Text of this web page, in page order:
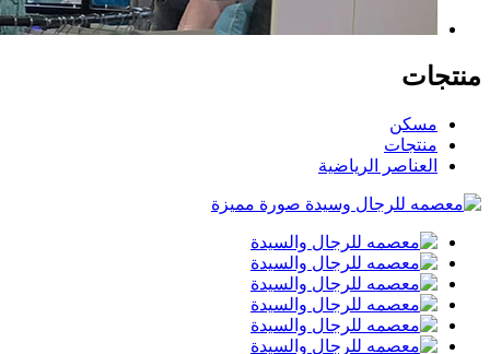
منتجات
مسكن
منتجات
العناصر الرياضية